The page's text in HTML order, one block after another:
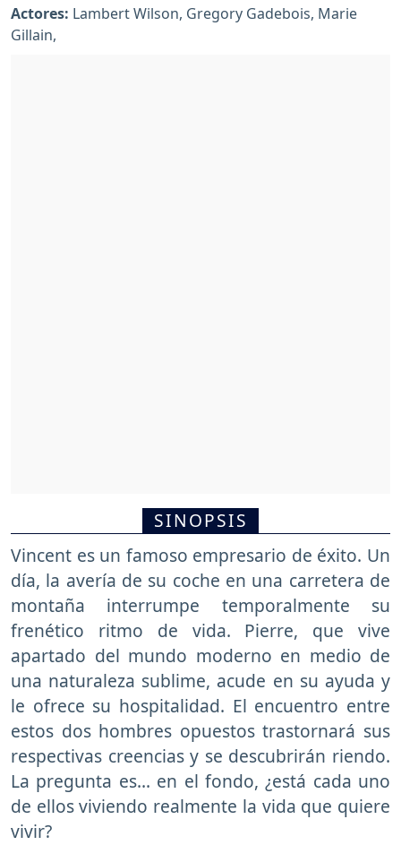
Actores: Lambert Wilson, Gregory Gadebois, Marie
Gillain,
SINOPSIS
Vincent es un famoso empresario de éxito. Un
día, la avería de su coche en una carretera de
montaña interrumpe temporalmente su
frenético ritmo de vida. Pierre, que vive
apartado del mundo moderno en medio de
una naturaleza sublime, acude en su ayuda y
le ofrece su hospitalidad. El encuentro entre
estos dos hombres opuestos trastornará sus
respectivas creencias y se descubrirán riendo.
La pregunta es... en el fondo, ¿está cada uno
de ellos viviendo realmente la vida que quiere
vivir?